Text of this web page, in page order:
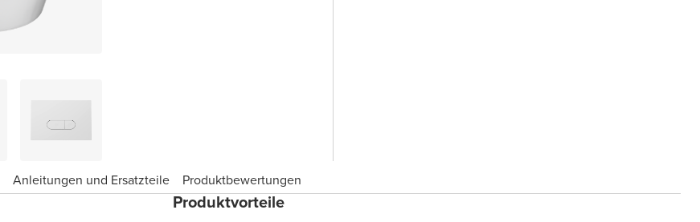
Anleitungen und Ersatzteile
Produktbewertungen
Produktvorteile